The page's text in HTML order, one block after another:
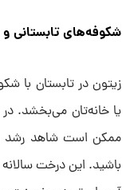
شکوفه‌های تابستانی
زیتون در تابستان با
یا خانه‌تان می‌بخشد.
ممکن است شاهد رشد